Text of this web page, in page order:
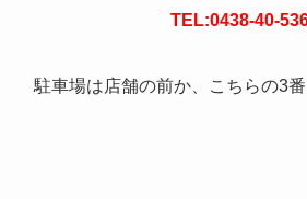
TEL:0438-40-
駐車場は店舗の前か、こちらの3番